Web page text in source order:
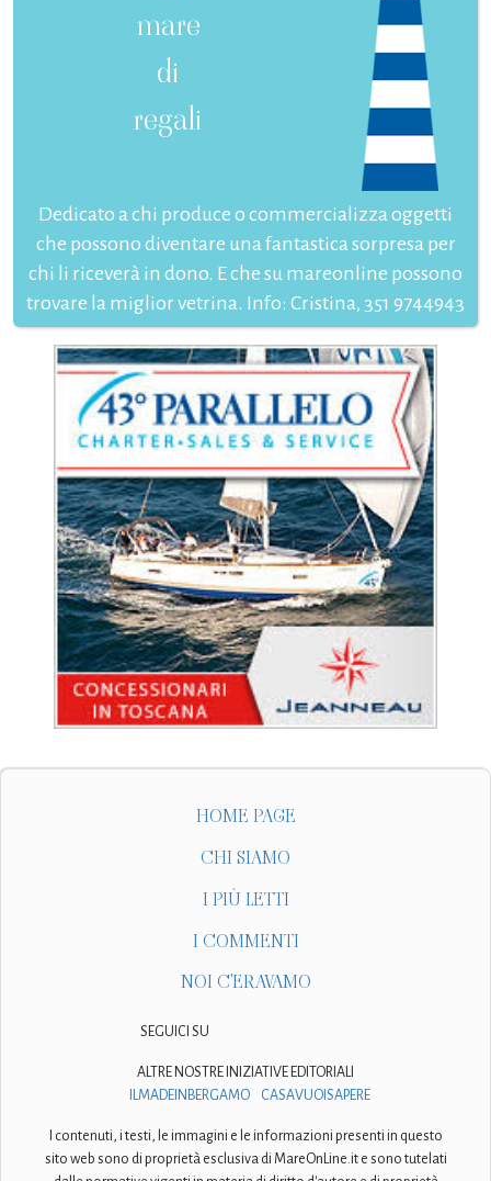
mare
di
regali
Dedicato a chi produce o commercializza oggetti
che possono diventare una fantastica sorpresa per
chi li riceverà in dono. E che su mareonline possono
trovare la miglior vetrina. Info: Cristina, 351 9744943
HOME PAGE
CHI SIAMO
I PIÙ LETTI
I COMMENTI
NOI C'ERAVAMO
SEGUICI SU
ALTRE NOSTRE INIZIATIVE EDITORIALI
ILMADEINBERGAMO
CASAVUOISAPERE
I contenuti, i testi, le immagini e le informazioni presenti in questo
sito web sono di proprietà esclusiva di MareOnLine.it e sono tutelati